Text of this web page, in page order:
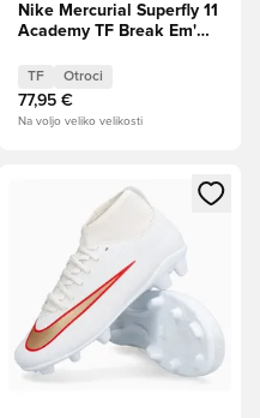
Nike Mercurial Superfly 11
Academy TF Break Em'
TF Otroci
77,95 €
Na voljo veliko velikosti
kot član
Odpre Modal za prijavo ali